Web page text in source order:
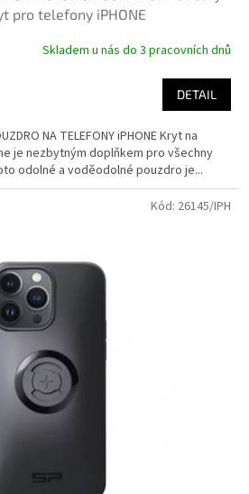
pro telefony iPHONE
Skladem u nás do 3 pracovních dnů
DETAIL
NA TELEFONY iPHONE Kryt na
je nezbytným doplňkem pro všechny
odolné a voděodolné pouzdro je...
Kód: 26145/IPH